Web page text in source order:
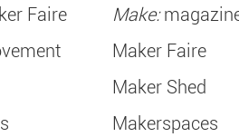
Faire
Make:
Maker Faire
Maker Shed
Makerspaces